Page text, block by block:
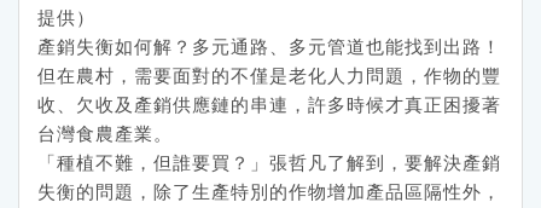
提供）
產銷失衡如何解？多元通路、多元管道也能找到出路！
但在農村，需要面對的不僅是老化人力問題，作物的豐
收、欠收及產銷供應鏈的串連，許多時候才真正困擾著
台灣食農產業。
「種植不難，但誰要買？」張哲凡了解到，要解決產銷
失衡的問題，除了生產特別的作物增加產品區隔性外，